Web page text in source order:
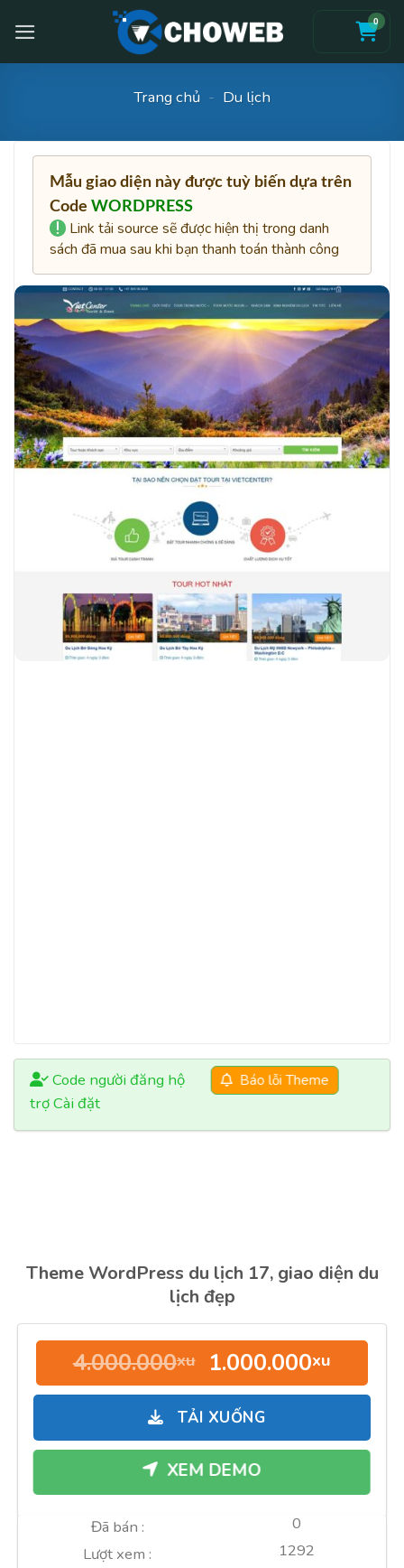
0
Trang chủ - Du lịch
Mẫu giao diện này được tuỳ biến dựa trên
CodeWORDPRESS
Link tải source sẽ được hiện thị trong danh
sách đã mua sau khi bạn thanh toán thành công
Code người đăng hộ
trợ Cài đặt
Báo lỗi Theme
Theme WordPress du lịch 17, giao diện du
lịch đẹp
4.000.000xu Giá
gốc
là:
4.000.000xu.
1.000.000xu
hiện
TẢI XUỐNG
XEM DEMO
Đã bán :
0
Lượt xem :
1292